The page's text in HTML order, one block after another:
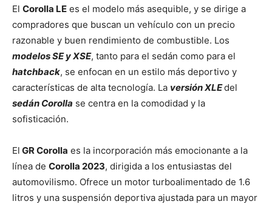
El Corolla LE es el modelo más asequible, y se dirige a
compradores que buscan un vehículo con un precio
razonable y buen rendimiento de combustible. Los
modelos SE y XSE, tanto para el sedán como para el
hatchback, se enfocan en un estilo más deportivo y
características de alta tecnología. La versión XLEdel
sedán Corolla se centra en la comodidad y la
sofisticación.
El GR Corolla es la incorporación más emocionante a la
línea de Corolla 2023, dirigida a los entusiastas del
automovilismo. Ofrece un motor turboalimentado de 1.6
litros y una suspensión deportiva ajustada para un mayor